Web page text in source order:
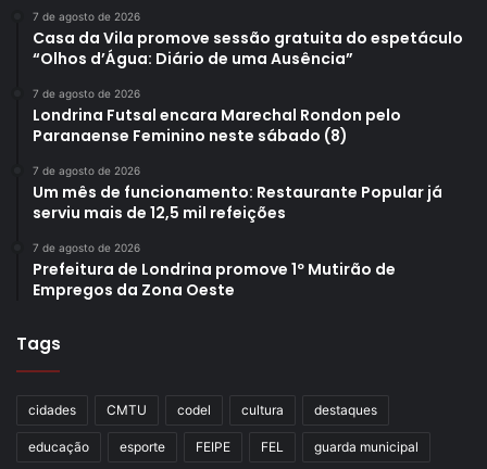
7 de agosto de 2026
Casa da Vila promove sessão gratuita do espetáculo
“Olhos d’Água: Diário de uma Ausência”
7 de agosto de 2026
Londrina Futsal encara Marechal Rondon pelo
Paranaense Feminino neste sábado (8)
7 de agosto de 2026
Um mês de funcionamento: Restaurante Popular já
serviu mais de 12,5 mil refeições
7 de agosto de 2026
Prefeitura de Londrina promove 1º Mutirão de
Empregos da Zona Oeste
Tags
cidades CMTU codel cultura destaques
educação esporte FEIPE FEL guarda municipal